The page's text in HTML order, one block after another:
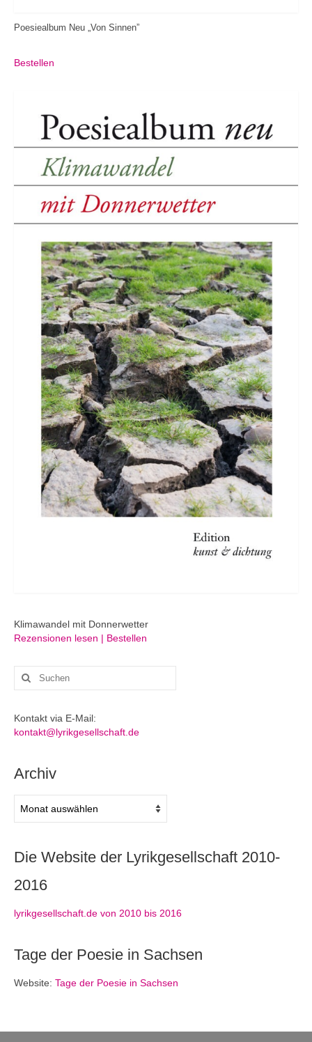
Poesiealbum Neu „Von Sinnen”
Bestellen
Klimawandel mit Donnerwetter
Rezensionen lesen | Bestellen
Suchen
nach:
Kontakt via E-Mail:
kontakt@lyrikgesellschaft.de
Archiv
Die Website der Lyrikgesellschaft 2010-
2016
lyrikgesellschaft.de von 2010 bis 2016
Tage der Poesie in Sachsen
Website: Tage der Poesie in Sachsen